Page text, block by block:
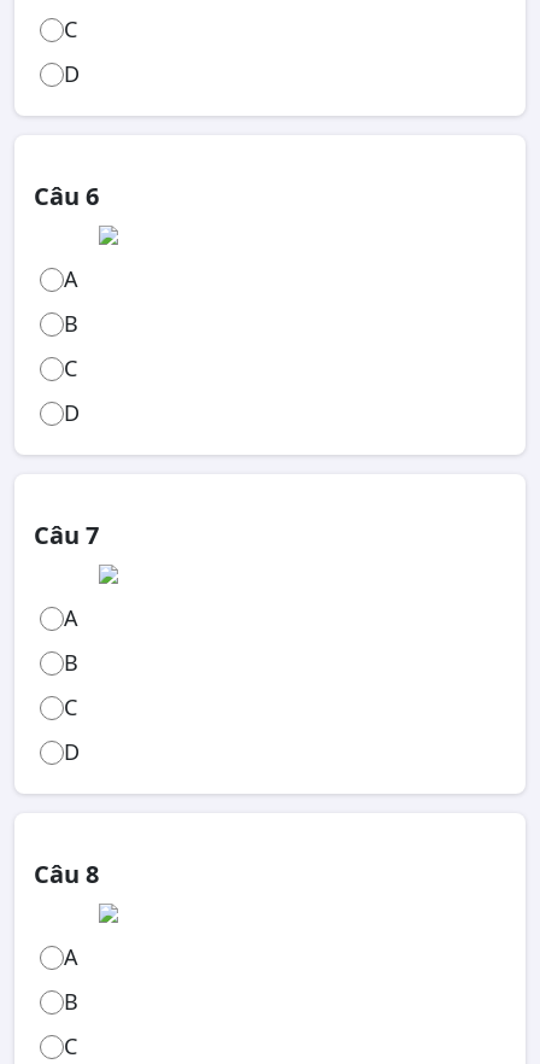
C
D
Câu 6
A
B
C
D
Câu 7
A
B
C
D
Câu 8
A
B
C